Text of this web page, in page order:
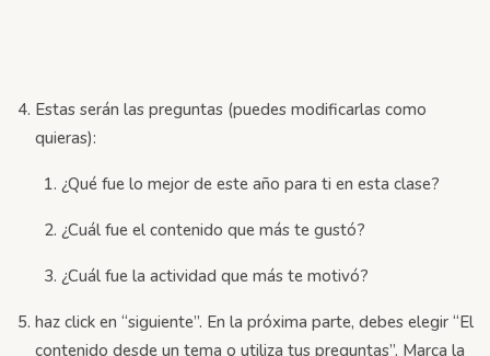
Estas serán las preguntas (puedes modificarlas como
quieras):
¿Qué fue lo mejor de este año para ti en esta clase?
¿Cuál fue el contenido que más te gustó?
¿Cuál fue la actividad que más te motivó?
haz click en “siguiente”. En la próxima parte, debes elegir “El
contenido desde un tema o utiliza tus preguntas”. Marca la